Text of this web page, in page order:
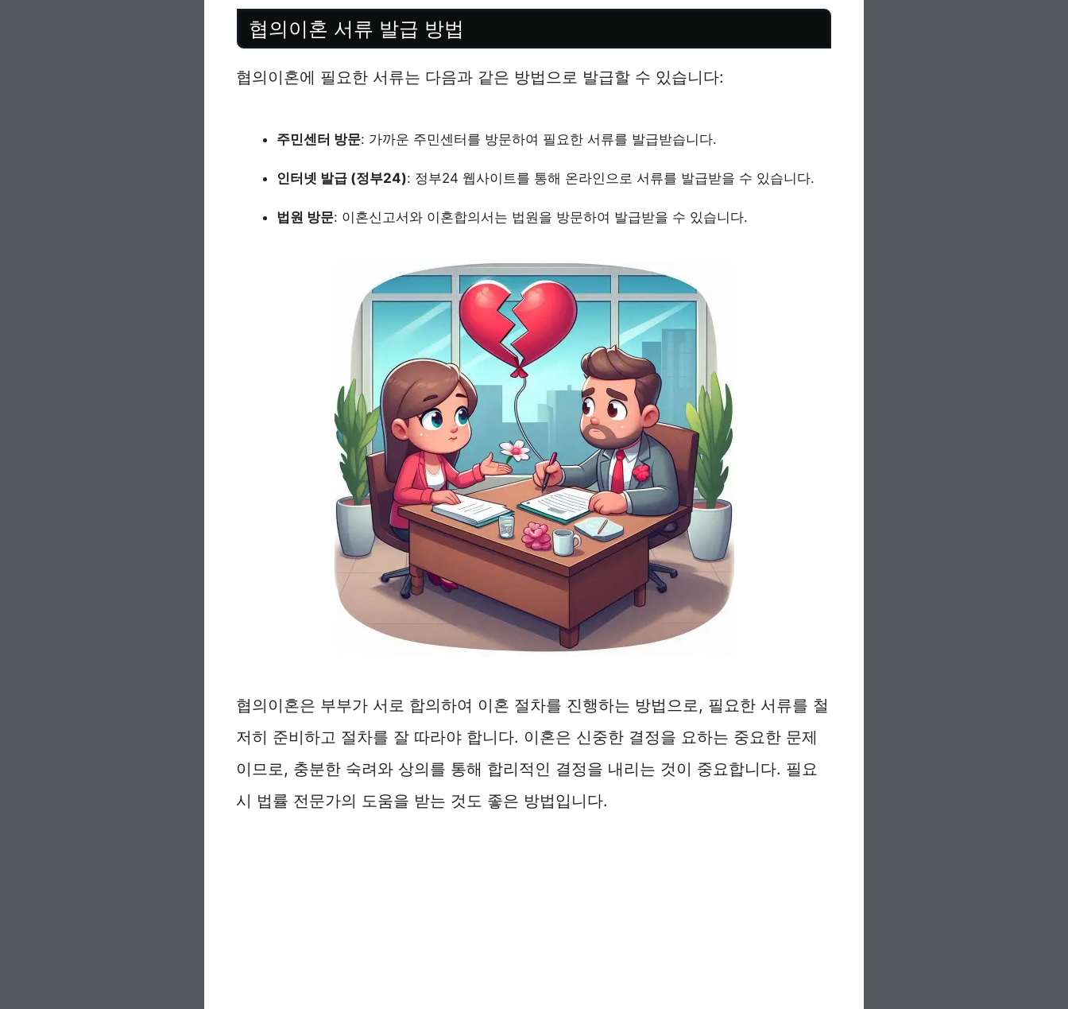
협의이혼 서류 발급 방법
협의이혼에 필요한 서류는 다음과 같은 방법으로 발급할 수 있습니다:
주민센터 방문: 가까운 주민센터를 방문하여 필요한 서류를 발급받습니다.
인터넷 발급 (정부24): 정부24 웹사이트를 통해 온라인으로 서류를 발급받을 수 있습니다.
법원 방문: 이혼신고서와 이혼합의서는 법원을 방문하여 발급받을 수 있습니다.
협의이혼은 부부가 서로 합의하여 이혼 절차를 진행하는 방법으로, 필요한 서류를 철
저히 준비하고 절차를 잘 따라야 합니다. 이혼은 신중한 결정을 요하는 중요한 문제
이므로, 충분한 숙려와 상의를 통해 합리적인 결정을 내리는 것이 중요합니다. 필요
시 법률 전문가의 도움을 받는 것도 좋은 방법입니다.